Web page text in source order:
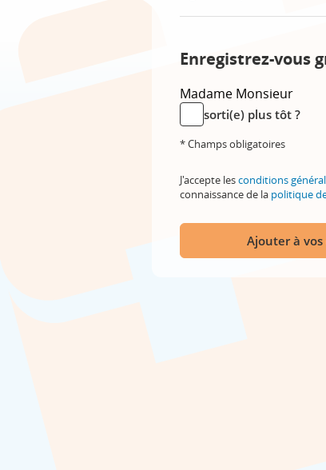
Enregistrez-vous
Madame Monsieur
sorti(e) plus tôt ?
* Champs obligatoires
J'accepte lesconditions
connaissance de la politique
Ajouter à